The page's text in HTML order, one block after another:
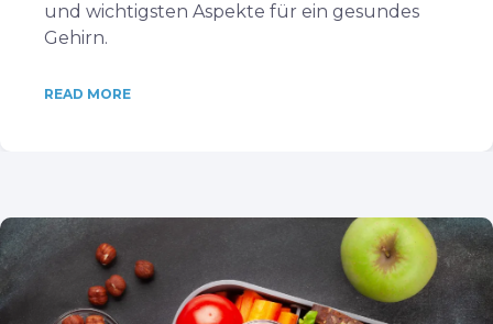
und wichtigsten Aspekte für ein gesundes
Gehirn.
READ MORE